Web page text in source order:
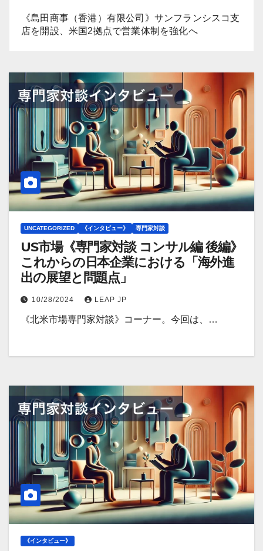
《島田商事（香港）有限公司》サンフランシスコ支
店を開設、米国2拠点で営業体制を強化へ
UNCATEGORIZED 《インタビュー》 専門家対談
US市場《専門家対談 コンサル編 後編》
これからの日本企業における「海外進
出の展望と問題点」
10/28/2024 LEAP JP
《北米市場専門家対談》コーナー。今回は、…
《インタビュー》